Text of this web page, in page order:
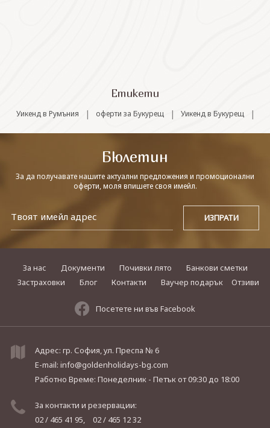
Етикети
Уикенд в Румъния | оферти за Букурещ | Уикенд в Букурещ |
Бюлетин
За да получавате нашите актуални предложения и промоционални
оферти, моля впишете своя имейл.
За нас Документи Почивки лято
Банкови сметки
Застраховки
Блог Контакти Ваучер подарък Отзиви
Посетете ни във Facebook
Адрес: гр. София, ул. Преспа № 6
E-mail: info@goldenholidays-bg.com
Работно Време: Понеделник - Петъкот 09:30 до 18:00
За контакти и резервации:
02 / 465 41 95,
02 / 465 12 32